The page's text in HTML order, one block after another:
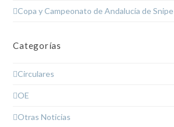
Copa y Campeonato de Andalucía de Snipe
Categorías
Circulares
OE
Otras Noticias